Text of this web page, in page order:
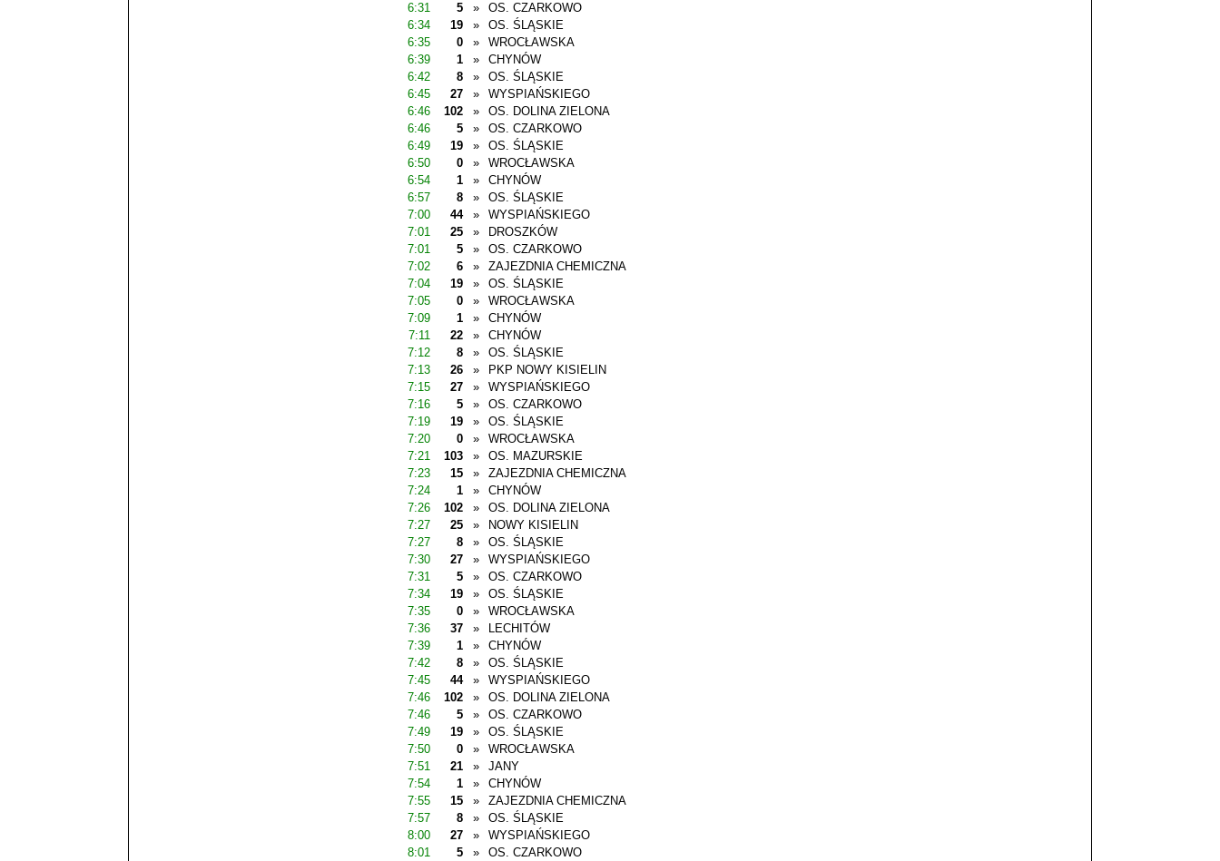
6:31
5 »
OS. CZARKOWO
6:34
19 »
OS. ŚLĄSKIE
6:35
0 »
WROCŁAWSKA
6:39
1 »
CHYNÓW
6:42
8 »
OS. ŚLĄSKIE
6:45
27 »
WYSPIAŃSKIEGO
6:46
102 »
OS. DOLINA ZIELONA
6:46
5 »
OS. CZARKOWO
6:49
19 »
OS. ŚLĄSKIE
6:50
0 »
WROCŁAWSKA
6:54
1 »
CHYNÓW
6:57
8 »
OS. ŚLĄSKIE
7:00
44 »
WYSPIAŃSKIEGO
7:01
25 »
DROSZKÓW
7:01
5 »
OS. CZARKOWO
7:02
6 »
ZAJEZDNIA CHEMICZNA
7:04
19 »
OS. ŚLĄSKIE
7:05
0 »
WROCŁAWSKA
7:09
1 »
CHYNÓW
7:11
22 »
CHYNÓW
7:12
8 »
OS. ŚLĄSKIE
7:13
26 »
PKP NOWY KISIELIN
7:15
27 »
WYSPIAŃSKIEGO
7:16
5 »
OS. CZARKOWO
7:19
19 »
OS. ŚLĄSKIE
7:20
0 »
WROCŁAWSKA
7:21
103 »
OS. MAZURSKIE
7:23
15 »
ZAJEZDNIA CHEMICZNA
7:24
1 »
CHYNÓW
7:26
102 »
OS. DOLINA ZIELONA
7:27
25 »
NOWY KISIELIN
7:27
8 »
OS. ŚLĄSKIE
7:30
27 »
WYSPIAŃSKIEGO
7:31
5 »
OS. CZARKOWO
7:34
19 »
OS. ŚLĄSKIE
7:35
0 »
WROCŁAWSKA
7:36
37 »
LECHITÓW
7:39
1 »
CHYNÓW
7:42
8 »
OS. ŚLĄSKIE
7:45
44 »
WYSPIAŃSKIEGO
7:46
102 »
OS. DOLINA ZIELONA
7:46
5 »
OS. CZARKOWO
7:49
19 »
OS. ŚLĄSKIE
7:50
0 »
WROCŁAWSKA
7:51
21 »
JANY
7:54
1 »
CHYNÓW
7:55
15 »
ZAJEZDNIA CHEMICZNA
7:57
8 »
OS. ŚLĄSKIE
8:00
27 »
WYSPIAŃSKIEGO
8:01
5 »
OS. CZARKOWO